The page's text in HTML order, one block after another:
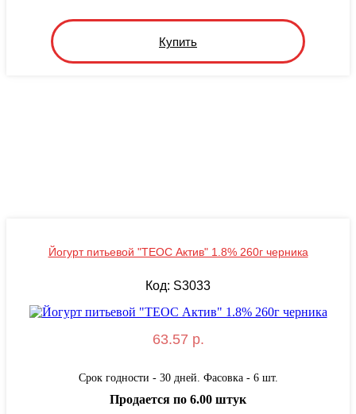
Купить
Йогурт питьевой "ТЕОС Актив" 1.8% 260г черника
Код: S3033
63.57 р.
Срок годности - 30 дней. Фасовка - 6 шт.
Продается по 6.00 штук